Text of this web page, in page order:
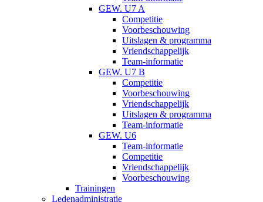
GEW. U7 A
Competitie
Voorbeschouwing
Uitslagen & programma
Vriendschappelijk
Team-informatie
GEW. U7 B
Competitie
Voorbeschouwing
Vriendschappelijk
Uitslagen & programma
Team-informatie
GEW. U6
Team-informatie
Competitie
Vriendschappelijk
Voorbeschouwing
Trainingen
Ledenadministratie